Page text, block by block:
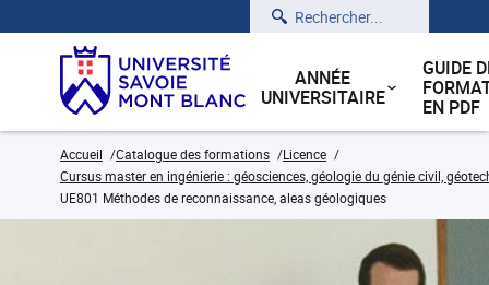
Rechercher
ANNÉE
UNIVERSITAIRE
GUIDE
EN PDF
Accueil Catalogue des formations
Licence
Cursus master en ingénierie : géosciences, géologie du génie civil,
UE801 Méthodes de reconnaissance, aleas géologiques